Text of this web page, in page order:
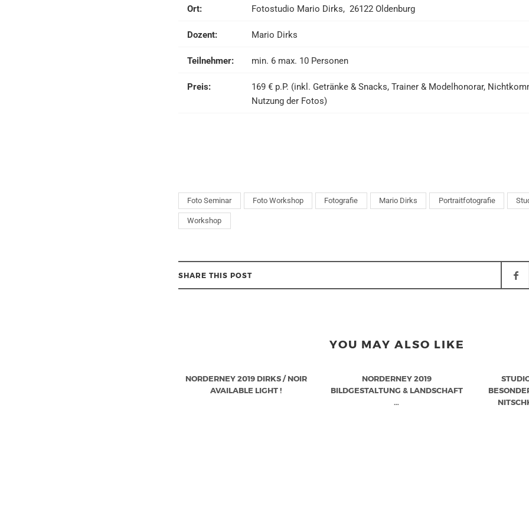
Ort: Fotostudio Mario Dirks, 26122 Oldenburg
Dozent: Mario Dirks
Teilnehmer: min. 6 max. 10 Personen
Preis:
169 € p.P. (inkl. Getränke & Snacks, Trainer & Modelhonorar,
Nutzung der Fotos)
Foto Seminar Foto Workshop Fotografie Mario Dirks Portraitfotografie
Workshop
SHARE THIS POST
YOU MAY ALSO LIKE
NORDERNEY 2019 DIRKS / NOIR
AVAILABLE LIGHT !
NORDERNEY 2019
BILDGESTALTUNG & LANDSCHAFT
…